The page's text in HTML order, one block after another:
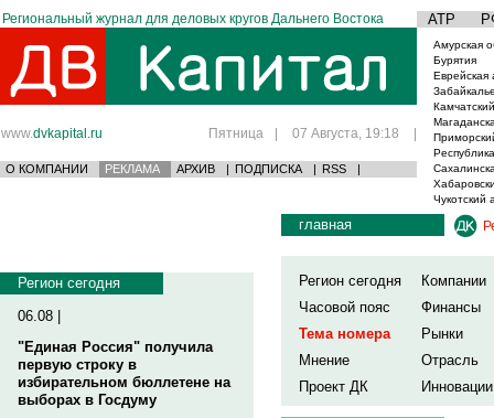
Региональный журнал для деловых кругов Дальнего Востока АТР
www.dvkapital.ru Пятница | 07 Августа, 19:18 |
О КОМПАНИИ РЕКЛАМА АРХИВ | ПОДПИСКА | RSS |
Амурская
Бурятия
Еврейская
Чукотский
Регион сегодня
06.08 |
"Единая Россия" получила
первую строку в
избирательном бюллетене на
выборах в Госдуму
главная
Регион сегодня
Компании
Часовой пояс
Финансы
Тема номера
Рынки
Мнение
Отрасль
Проект ДК
Инновации